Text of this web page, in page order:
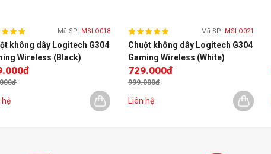
Mã SP: MSLO018
không dây Logitech G304
Wireless (Black)
hệ
Mã SP: MSLO021
Chuột không dây Logitech G304
Gaming Wireless (White)
729.000đ
999.000đ
Liên hệ